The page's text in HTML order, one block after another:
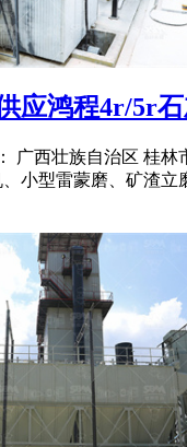
应鸿程4r/5r
广西壮族自治区 桂
小型雷蒙磨、矿渣